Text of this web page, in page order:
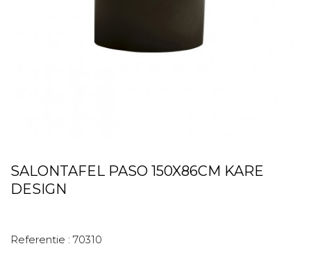
SALONTAFEL PASO 150X86CM KARE
DESIGN
Referentie : 70310